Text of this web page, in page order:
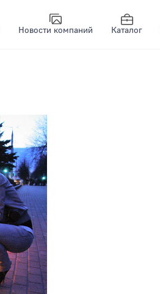
Новости компаний Каталог